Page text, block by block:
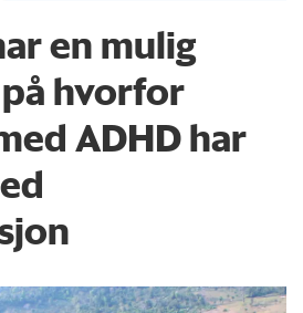
en mulig
hvorfor
ADHD har